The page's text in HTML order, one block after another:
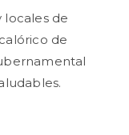
locales de
de